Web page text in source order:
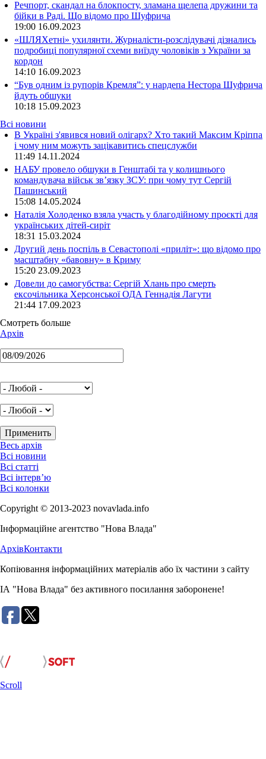
Речпорт, скандал на блокпосту, зламана щелепа дружини та
бійки в Раді. Що відомо про Шуфрича
19:00 16.09.2023
«ШЛЯХетні» ухилянти. Журналісти-розслідувачі дізнались
подробиці популярної схеми виїзду чоловіків з України за
кордон
14:10 16.09.2023
“Був одним із рупорів Кремля”: у нардепа Нестора Шуфрича
йдуть обшуки
10:18 15.09.2023
Всі новини
В Україні з'явився новий олігарх? Хто такий Максим Кріппа
і чому ним можуть зацікавитись спецслужби
11:49 14.11.2024
НАБУ провело обшуки в Генштабі та у колишнього
командувача військ зв’язку ЗСУ: при чому тут Сергій
Пашинський
15:08 14.05.2024
Наталія Холоденко взяла участь у благодійному проєкті для
українських дітей-сиріт
18:31 15.03.2024
Другий день поспіль в Севастополі «приліт»: що відомо про
масштабну «бавовну» в Криму
15:20 23.09.2023
Довели до самогубства: Сергій Хлань про смерть
ексочільника Херсонської ОДА Геннадія Лагути
21:44 17.09.2023
Смотреть больше
Архів
Весь архів
Всі новини
Всі статті
Всі інтерв’ю
Всі колонки
Copyright © 2013-2023 novavlada.info
Інформаційне агентство "Нова Влада"
АрхівКонтакти
Копіювання інформаційних матеріалів або їх частини з сайту
ІА "Нова Влада" без активного посилання заборонене!
Scroll